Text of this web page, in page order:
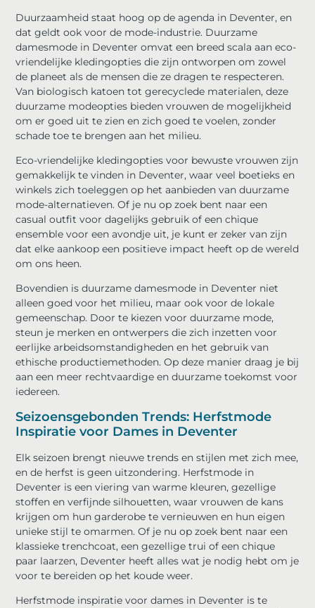
Duurzaamheid staat hoog op de agenda in Deventer, en
dat geldt ook voor de mode-industrie. Duurzame
damesmode in Deventer omvat een breed scala aan eco-
vriendelijke kledingopties die zijn ontworpen om zowel
de planeet als de mensen die ze dragen te respecteren.
Van biologisch katoen tot gerecyclede materialen, deze
duurzame modeopties bieden vrouwen de mogelijkheid
om er goed uit te zien en zich goed te voelen, zonder
schade toe te brengen aan het milieu.
Eco-vriendelijke kledingopties voor bewuste vrouwen zijn
gemakkelijk te vinden in Deventer, waar veel boetieks en
winkels zich toeleggen op het aanbieden van duurzame
mode-alternatieven. Of je nu op zoek bent naar een
casual outfit voor dagelijks gebruik of een chique
ensemble voor een avondje uit, je kunt er zeker van zijn
dat elke aankoop een positieve impact heeft op de wereld
om ons heen.
Bovendien is duurzame damesmode in Deventer niet
alleen goed voor het milieu, maar ook voor de lokale
gemeenschap. Door te kiezen voor duurzame mode,
steun je merken en ontwerpers die zich inzetten voor
eerlijke arbeidsomstandigheden en het gebruik van
ethische productiemethoden. Op deze manier draag je bij
aan een meer rechtvaardige en duurzame toekomst voor
iedereen.
Seizoensgebonden Trends: Herfstmode
Inspiratie voor Dames in Deventer
Elk seizoen brengt nieuwe trends en stijlen met zich mee,
en de herfst is geen uitzondering. Herfstmode in
Deventer is een viering van warme kleuren, gezellige
stoffen en verfijnde silhouetten, waar vrouwen de kans
krijgen om hun garderobe te vernieuwen en hun eigen
unieke stijl te omarmen. Of je nu op zoek bent naar een
klassieke trenchcoat, een gezellige trui of een chique
paar laarzen, Deventer heeft alles wat je nodig hebt om je
voor te bereiden op het koude weer.
Herfstmode inspiratie voor dames in Deventer is te